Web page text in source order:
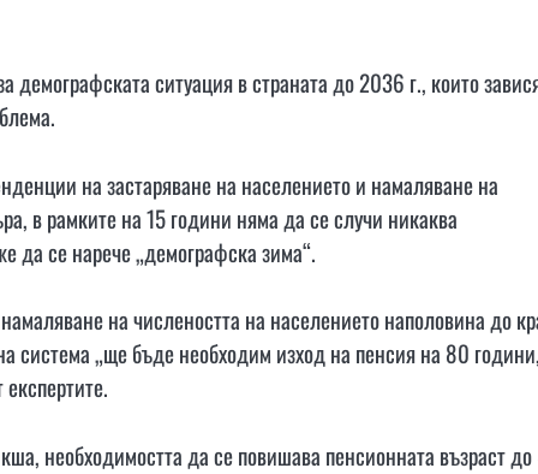
ситуация в страната до 2036 г., които
на застаряване на населението и намаляване на
в рамките на 15 години няма да се случи никаква
да се нарече „демографска зима“.
на числеността на населението наполовина до
система „ще бъде необходим изход на пенсия на 80
необходимостта да се повишава пенсионната възраст